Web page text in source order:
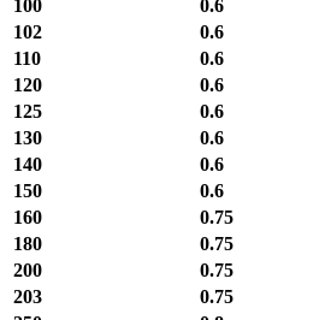
100 0.6
102
0.6
110
0.6
120
0.6
125
0.6
130
0.6
140
0.6
150
0.6
160
0.75
180
0.75
200
0.75
203
0.75